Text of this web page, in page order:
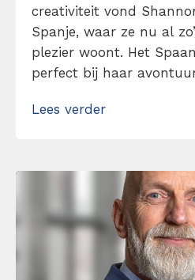
creativiteit vond
Spanje, waar ze nu al
plezier woont. Het
perfect bij haar
nieuwsgierigheid en
Shannon […]
Lees verder